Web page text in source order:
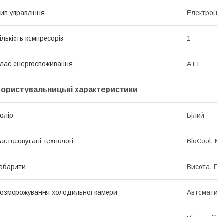
управління
компресорів 1
енергоспоживання A++
характеристики
Білий
технології BioCool,
Висота,
холодильної камери